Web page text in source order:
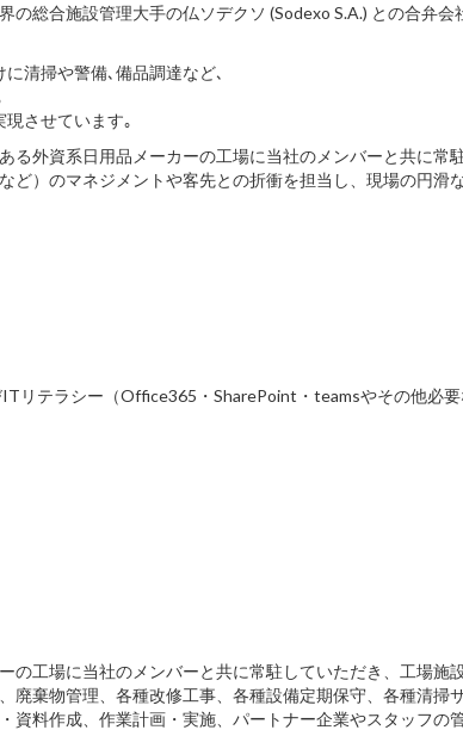
総合施設管理大手の仏ソデクソ (Sodexo S.A.) との合弁会
清掃や警備､備品調達など､
させています｡
外資系日用品メーカーの工場に当社のメンバーと共に常
ど）のマネジメントや客先との折衝を担当し、現場の円滑
リテラシー（Office365・SharePoint・teamsやその他必
工場に当社のメンバーと共に常駐していただき、工場施
棄物管理、各種改修工事、各種設備定期保守、各種清掃
料作成、作業計画・実施、パートナー企業やスタッフの